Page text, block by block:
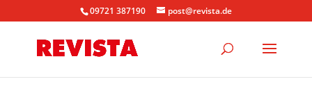
09721 387190 post@revista.de